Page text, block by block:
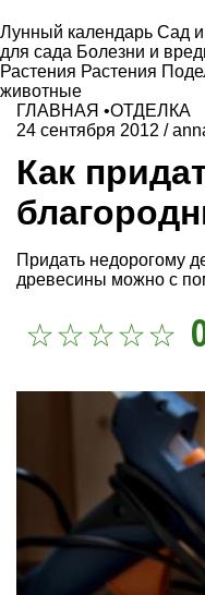
Лунный календарь Сад и
для сада Болезни и
Растения Растения
животные
ГЛАВНАЯ •ОТДЕЛКА
24 сентября 2012 /
Как
Придать недорогому
древесины можно с